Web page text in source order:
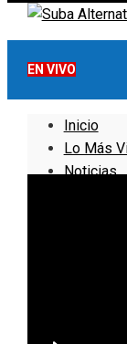
EN VIVO
Inicio
Lo Más
Noticias